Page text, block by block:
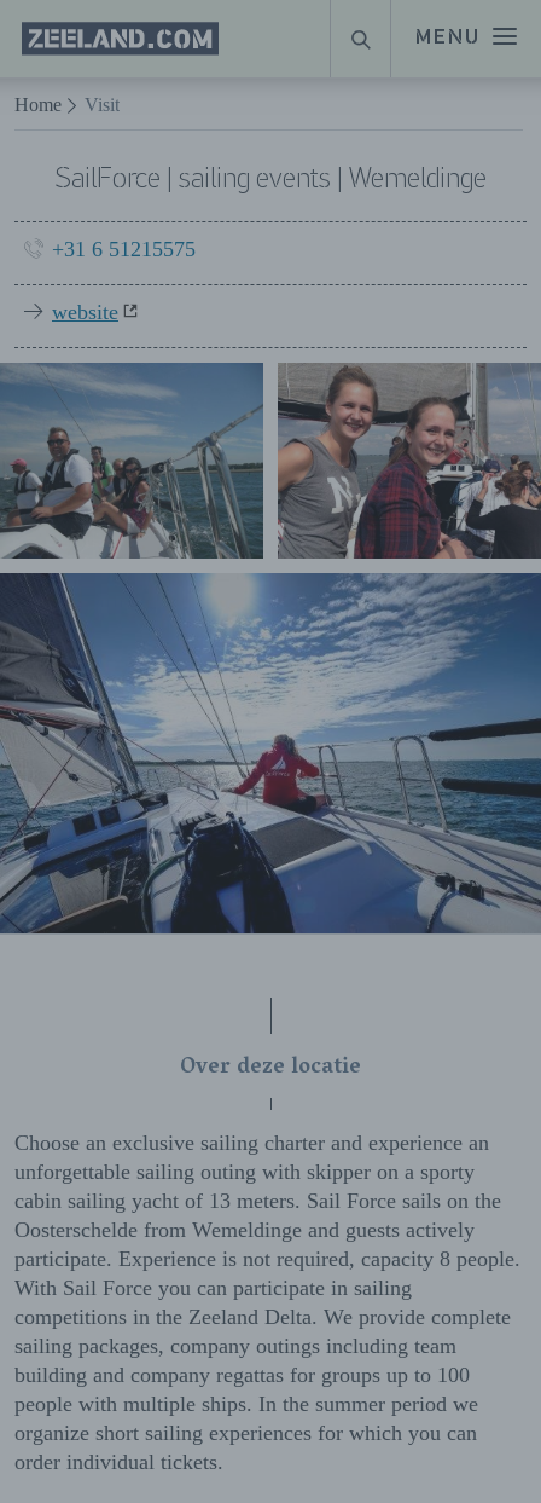
Naar hoofdinhoud
MENU
Homepage
Zeeland.com
ZOEKEN
Home Visit
SailForce | sailing events | Wemeldinge
+31 6 51215575
website
Over deze locatie
Choose an exclusive sailing charter and experience an
unforgettable sailing outing with skipper on a sporty
cabin sailing yacht of 13 meters. Sail Force sails on the
Oosterschelde from Wemeldinge and guests actively
participate. Experience is not required, capacity 8 people.
With Sail Force you can participate in sailing
competitions in the Zeeland Delta. We provide complete
sailing packages, company outings including team
building and company regattas for groups up to 100
people with multiple ships. In the summer period we
organize short sailing experiences for which you can
order individual tickets.